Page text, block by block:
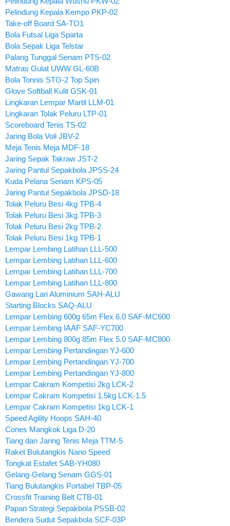
Pelindung Kepala Kempo PKP-02
Take-off Board SA-TO1
Bola Futsal Liga Sparta
Bola Sepak Liga Telstar
Palang Tunggal Senam PTS-02
Matras Gulat UWW GL-60B
Bola Tonnis STG-2 Top Spin
Glove Softball Kulit GSK-01
Lingkaran Lempar Martil LLM-01
Lingkaran Tolak Peluru LTP-01
Scoreboard Tenis TS-02
Jaring Bola Voli JBV-2
Meja Tenis Meja MDF-18
Jaring Sepak Takraw JST-2
Jaring Pantul Sepakbola JPSS-24
Kuda Pelana Senam KPS-05
Jaring Pantul Sepakbola JPSD-18
Tolak Peluru Besi 4kg TPB-4
Tolak Peluru Besi 3kg TPB-3
Tolak Peluru Besi 2kg TPB-2
Tolak Peluru Besi 1kg TPB-1
Lempar Lembing Latihan LLL-500
Lempar Lembing Latihan LLL-600
Lempar Lembing Latihan LLL-700
Lempar Lembing Latihan LLL-800
Gawang Lari Aluminium SAH-ALU
Starting Blocks SAQ-ALU
Lempar Lembing 600g 65m Flex 6.0 SAF-MC600
Lempar Lembing IAAF SAF-YC700
Lempar Lembing 800g 85m Flex 5.0 SAF-MC800
Lempar Lembing Pertandingan YJ-600
Lempar Lembing Pertandingan YJ-700
Lempar Lembing Pertandingan YJ-800
Lempar Cakram Kompetisi 2kg LCK-2
Lempar Cakram Kompetisi 1.5kg LCK-1.5
Lempar Cakram Kompetisi 1kg LCK-1
Speed Agility Hoops SAH-40
Cones Mangkok Liga D-20
Tiang dan Jaring Tenis Meja TTM-5
Raket Bulutangkis Nano Speed
Tongkat Estafet SAB-YH080
Gelang-Gelang Senam GGS-01
Tiang Bulutangkis Portabel TBP-05
Crossfit Training Belt CTB-01
Papan Strategi Sepakbola PSSB-02
Bendera Sudut Sepakbola SCF-03P